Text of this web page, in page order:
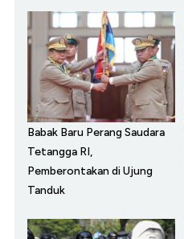
Babak Baru Perang Saudara
Tetangga RI,
Pemberontakan di Ujung
Tanduk